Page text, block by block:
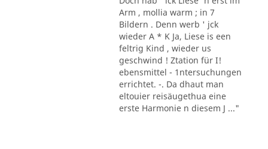
Arm , mollia warm ; in 7
Bildern . Denn werb ' jck
wieder A * K Ja, Liese is een
feltrig Kind , wieder us
geschwind ! Ztation für I!
ebensmittel - 1ntersuchungen
errichtet. -. Da dhaut man
eltouier reisäugethua eine
erste Harmonie n diesem J ..."